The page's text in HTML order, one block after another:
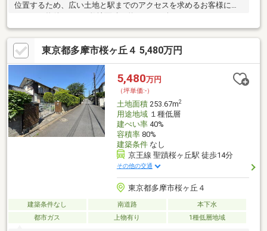
位置するため、広い土地と駅までのアクセスを求めるお客様にピ
㎡ ）の整形地■間口約１７．５ｍ、道路面からフラットなため
柔軟な建築が可能■前面道路は通行量が少なく静かで、プライバ
シーが確保された環境です。■西側道路面平坦、東側高台のため
二階からの眺望良好です。■桜ヶ丘１丁目のため、いろは坂を経
由せず駅にアクセスできます。■仮測量実施予定、建物プラン作
成予定、解体費お見積り準備中■資金計画、ハウスメーカーの紹
介等承ります。まずはお問合せくださいませ。
東京都多摩市桜ヶ丘４ 5,480万円
5,480万円
（坪単価:-）
土地面積253.67m2
用途地域１種低層
建ぺい率40%
容積率80%
建築条件なし
京王線 聖蹟桜ヶ丘駅 徒歩14分
その他の交通
東京都多摩市桜ヶ丘４
建築条件なし 南道路
本下水
都市ガス
上物有り 1種低層地域